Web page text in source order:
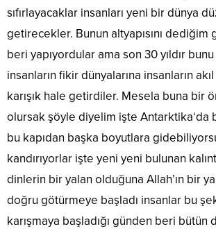
sıfırlayacaklar insanları yeni bir dünya
getirecekler. Bunun altyapısını dediğim
beri yapıyordular ama son 30 yıldır bunu
insanların fikir dünyalarına insanların
karışık hale getirdiler. Mesela buna bir
olursak şöyle diyelim işte Antarktika‘da
bu kapıdan başka boyutlara
kandırıyorlar işte yeni yeni bulunan
dinlerin bir yalan olduğuna Allah’ın bir
doğru götürmeye başladı insanlar bu
karışmaya başladığı günden beri bütün